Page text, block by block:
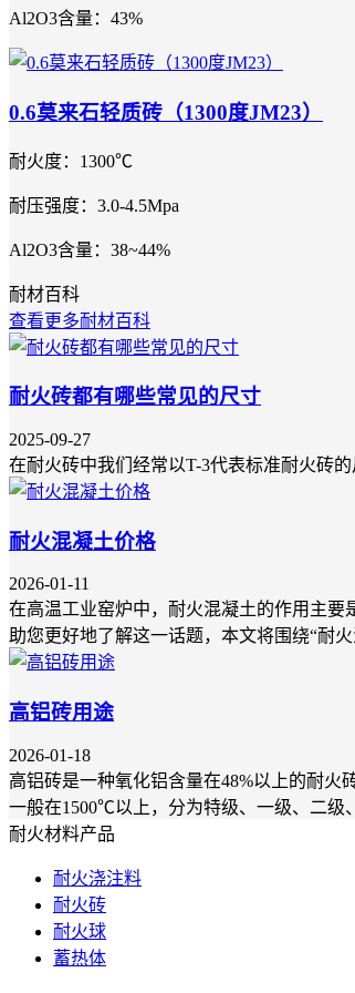
Al2O3含量：43%
0.6莫来石轻质砖（1300度JM23）
耐火度：1300℃
耐压强度：3.0-4.5Mpa
Al2O3含量：38~44%
耐材百科
查看更多耐材百科
耐火砖都有哪些常见的尺寸
2025-09-27
在耐火砖中我们经常以T-3代表标准耐火砖
耐火混凝土价格
2026-01-11
在高温工业窑炉中，耐火混凝土的作用主要
助您更好地了解这一话题，本文将围绕“耐
高铝砖用途
2026-01-18
高铝砖是一种氧化铝含量在48%以上的耐
一般在1500℃以上，分为特级、一级、二级
耐火材料产品
耐火浇注料
耐火砖
耐火球
蓄热体